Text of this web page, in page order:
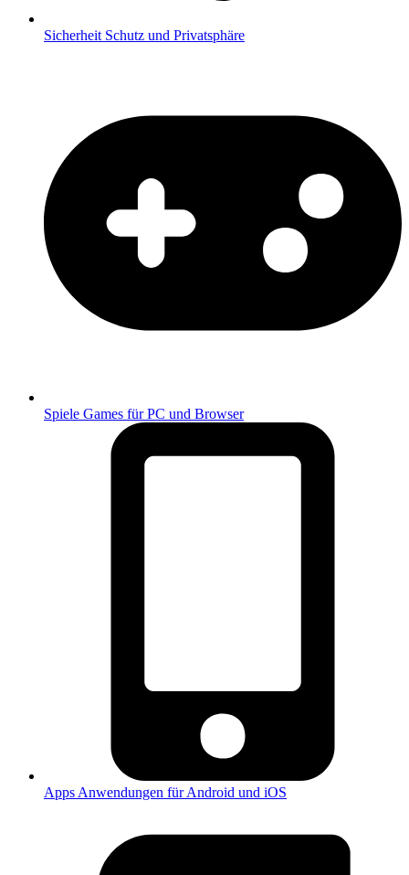
Sicherheit Schutz und Privatsphäre
Spiele Games für PC und Browser
Apps Anwendungen für Android und iOS